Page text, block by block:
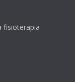
fisioterapia